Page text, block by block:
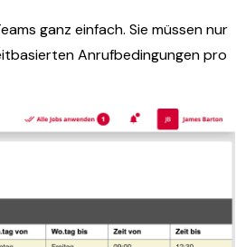
ganz einfach. Sie müssen nur
Anrufbedingungen pro